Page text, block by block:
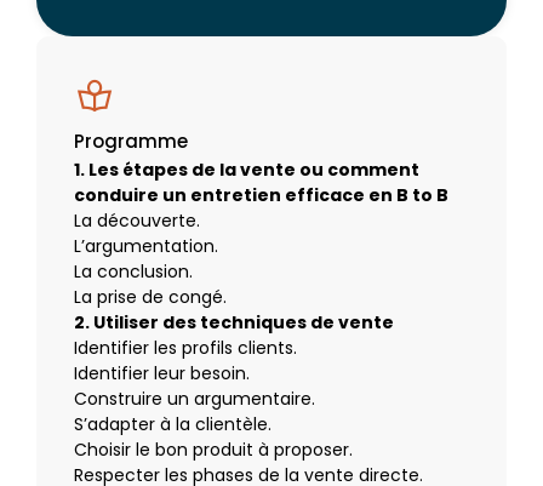
Programme
1. Les étapes de la vente ou comment
conduire un entretien efficace en B to B
La découverte.
L’argumentation.
La conclusion.
La prise de congé.
2. Utiliser des techniques de vente
Identifier les profils clients.
Identifier leur besoin.
Construire un argumentaire.
S’adapter à la clientèle.
Choisir le bon produit à proposer.
Respecter les phases de la vente directe.